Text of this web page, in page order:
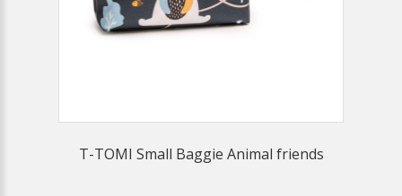
T-TOMI Small Baggie Animal friends